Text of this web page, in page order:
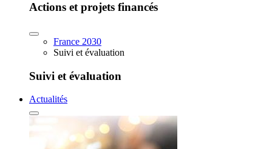
Actions et projets financés
France 2030
Suivi et évaluation
Suivi et évaluation
Actualités